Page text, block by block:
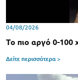
04/08/2026
Το πιο αργό 0-100
Δείτε περισσότερα >